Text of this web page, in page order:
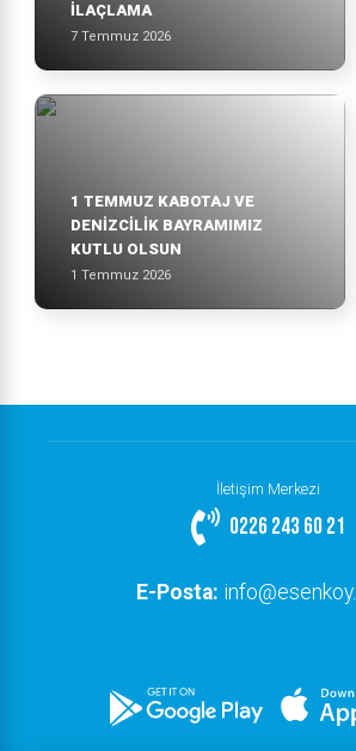
İLAÇLAMA
7 Temmuz 2026
1 TEMMUZ KABOTAJ VE
DENİZCİLİK BAYRAMIMIZ
KUTLU OLSUN
1 Temmuz 2026
İletişim Merkezi
0226 243 60 21
E-Posta: